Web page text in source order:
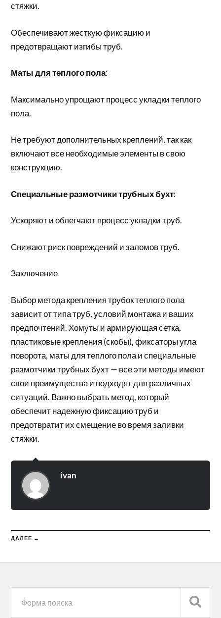
стяжки.
Обеспечивают жесткую фиксацию и
предотвращают изгибы труб.
Маты для теплого пола:
Максимально упрощают процесс укладки теплого
пола.
Не требуют дополнительных креплений, так как
включают все необходимые элементы в свою
конструкцию.
Специальные размотчики трубных бухт:
Ускоряют и облегчают процесс укладки труб.
Снижают риск повреждений и заломов труб.
Заключение
Выбор метода крепления трубок теплого пола
зависит от типа труб, условий монтажа и ваших
предпочтений. Хомуты и армирующая сетка,
пластиковые крепления (скобы), фиксаторы угла
поворота, маты для теплого пола и специальные
размотчики трубных бухт — все эти методы имеют
свои преимущества и подходят для различных
ситуаций. Важно выбрать метод, который
обеспечит надежную фиксацию труб и
предотвратит их смещение во время заливки
стяжки.
ivan
ДАЛЕЕ →